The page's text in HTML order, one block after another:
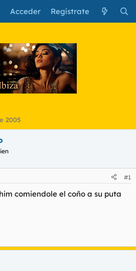
Acceder Regístrate
2005
#1
comiendole el coño a su puta